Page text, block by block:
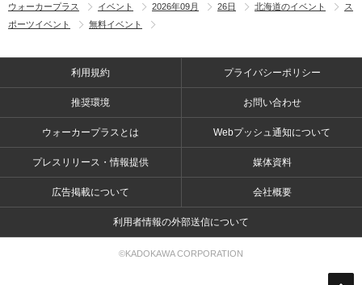
ウォーカープラス イベント 2026年09月 26日 北海道のイベント
ス
ポーツイベント
無料イベント
利用規約 プライバシーポリシー
推奨環境 お問い合わせ
ウォーカープラスとは Webプッシュ通知について
プレスリリース・情報提供 媒体資料
広告掲載について 会社概要
利用者情報の外部送信について
©KADOKAWA CORPORATION